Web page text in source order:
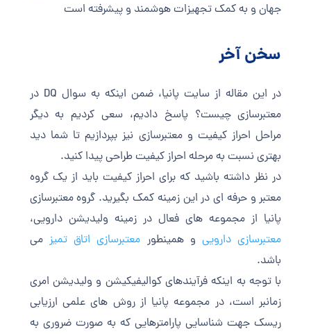
جهان و به کمک تجهیزات هوشمند و پیشرفته است
سخن آخر
در این مقاله از سایت پانیا، ضمن اینکه به سوال DQ در
معتبرسازی چیست؟ پاسخ دادیم، سعی کردیم به دیگر
مراحل احراز کیفیت و معتبرسازی نیز بپردازیم تا شما دید
بهتری نسبت به مرحله احراز کیفیت طراحی پیدا کنید.
در نظر داشته باشید که برای احراز کیفیت باید از یک گروه
معتبر و حرفه ای در این زمینه کمک بگیرید. گروه معتبرسازی
پانیا از مجموعه های فعال در زمینه ولیدیشن دارویی،
معتبرسازی داروییو همینطور معتبرسازی اتاق تمیز می
باشد.
با توجه به اینکه فرآیندهای کوالیفیکیشن و ولیدیشن امری
زمانبر است، در مجموعه پانیا از روش های علمی ارزیابی
ریسک جهت شناسایی پارامترهایی که به صورت ضروری به